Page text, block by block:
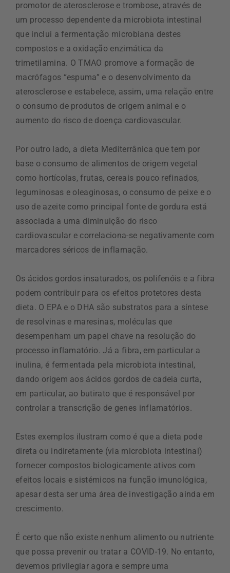
promotor de aterosclerose e trombose, através de
um processo dependente da microbiota intestinal
que inclui a fermentação microbiana destes
compostos e a oxidação enzimática da
trimetilamina. O TMAO promove a formação de
macrófagos “espuma” e o desenvolvimento da
aterosclerose e estabelece, assim, uma relação entre
o consumo de produtos de origem animal e o
aumento do risco de doença cardiovascular.
Por outro lado, a dieta Mediterrânica que tem por
base o consumo de alimentos de origem vegetal
como hortícolas, frutas, cereais pouco refinados,
leguminosas e oleaginosas, o consumo de peixe e o
uso de azeite como principal fonte de gordura está
associada a uma diminuição do risco
cardiovascular e correlaciona-se negativamente com
marcadores séricos de inflamação.
Os ácidos gordos insaturados, os polifenóis e a fibra
podem contribuir para os efeitos protetores desta
dieta. O EPA e o DHA são substratos para a síntese
de resolvinas e maresinas, moléculas que
desempenham um papel chave na resolução do
processo inflamatório. Já a fibra, em particular a
inulina, é fermentada pela microbiota intestinal,
dando origem aos ácidos gordos de cadeia curta,
em particular, ao butirato que é responsável por
controlar a transcrição de genes inflamatórios.
Estes exemplos ilustram como é que a dieta pode
direta ou indiretamente (via microbiota intestinal)
fornecer compostos biologicamente ativos com
efeitos locais e sistémicos na função imunológica,
apesar desta ser uma área de investigação ainda em
crescimento.
É certo que não existe nenhum alimento ou nutriente
que possa prevenir ou tratar a COVID-19. No entanto,
devemos privilegiar agora e sempre uma